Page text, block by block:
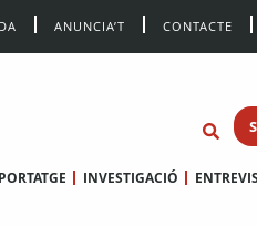
ANUNCIA’T CONTACTE
INVESTIGACIÓ